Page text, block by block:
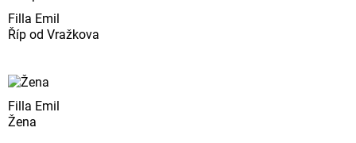
Filla Emil
Říp od Vražkova
Filla Emil
Žena